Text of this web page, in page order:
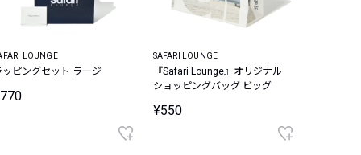
LOUNGE
ッピングセット ラージ
SAFARI LOUNGE
『Safari Lounge』オリジナル
ショッピングバッグ ビッグ
¥550